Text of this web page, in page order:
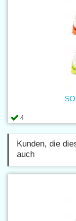
4
Kunden, die
auch